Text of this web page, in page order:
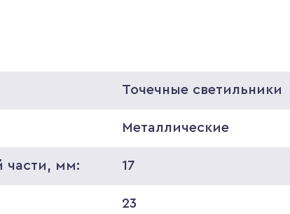
Точечные светильники
Металлические
части, мм: 17
23